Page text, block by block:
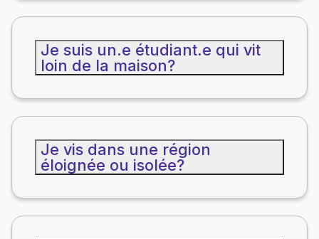
Je suis un.e étudiant.e qui vit
loin de la maison?
Je vis dans une région
éloignée ou isolée?